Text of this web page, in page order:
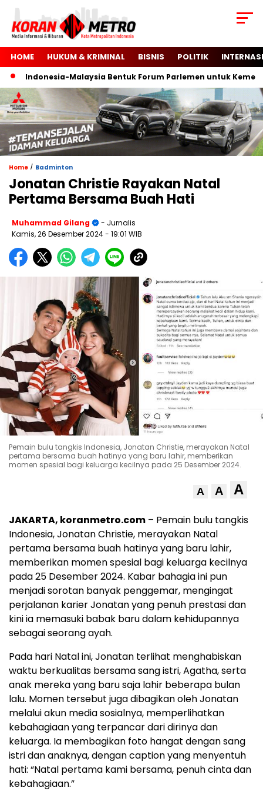
HOME HUKUM & KRIMINAL BISNIS POLITIK
Indonesia-Malaysia Bentuk Forum Parlemen untuk
Home / Badminton
Jonatan Christie Rayakan Natal
Pertama Bersama Buah Hati
Muhammad Gilang
- Jurnalis
Kamis, 26 Desember 2024- 19:01 WIB
Pemain bulu tangkis Indonesia, Jonatan Christie, merayakan Natal
pertama bersama buah hatinya yang baru lahir, memberikan
momen spesial bagi keluarga kecilnya pada 25 Desember 2024.
A A A
JAKARTA, koranmetro.com – Pemain bulu tangkis
Indonesia, Jonatan Christie, merayakan Natal
pertama bersama buah hatinya yang baru lahir,
memberikan momen spesial bagi keluarga kecilnya
pada 25 Desember 2024. Kabar bahagia ini pun
menjadi sorotan banyak penggemar, mengingat
perjalanan karier Jonatan yang penuh prestasi dan
kini ia memasuki babak baru dalam kehidupannya
sebagai seorang ayah.
Pada hari Natal ini, Jonatan terlihat menghabiskan
waktu berkualitas bersama sang istri, Agatha, serta
anak mereka yang baru saja lahir beberapa bulan
lalu. Momen tersebut juga dibagikan oleh Jonatan
melalui akun media sosialnya, memperlihatkan
kebahagiaan yang terpancar dari dirinya dan
keluarga. Ia membagikan foto hangat dengan sang
istri dan anaknya, dengan caption yang menyentuh
hati: “Natal pertama kami bersama, penuh cinta dan
kebahagiaan.”